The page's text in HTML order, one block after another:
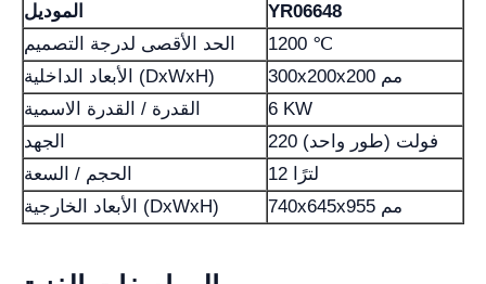
الموديل
YR06648
الحد الأقصى لدرجة التصميم
1200 ℃
الأبعاد الداخلية (DxWxH)
300x200x200 مم
القدرة / القدرة الاسمية
6 KW
الجهد
220 فولت (طور واحد)
الحجم / السعة
12 لترًا
الأبعاد الخارجية (DxWxH)
740x645x955 مم